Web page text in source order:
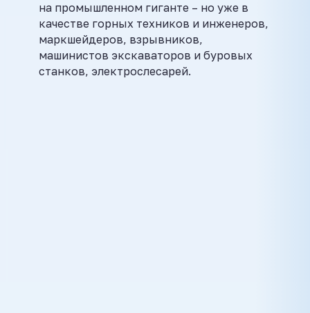
на промышленном гиганте – но уже в
качестве горных техников и инженеров,
маркшейдеров, взрывников,
машинистов экскаваторов и буровых
станков, электрослесарей.